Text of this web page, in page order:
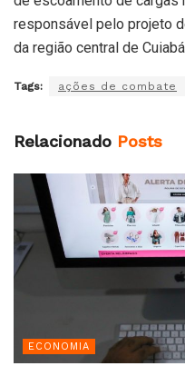
responsável pelo projeto
da região central de
Tags: ações de combate
Relacionado Posts
ECONOMIA